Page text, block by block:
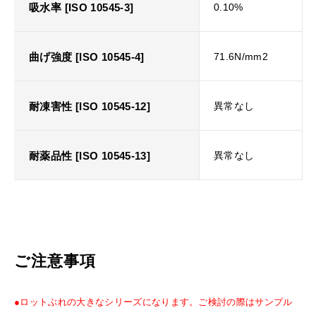
吸水率 [ISO 10545-3] 0.10%
曲げ強度 [ISO 10545-4] 71.6N/mm2
耐凍害性 [ISO 10545-12] 異常なし
耐薬品性 [ISO 10545-13] 異常なし
ご注意事項
●ロットぶれの大きなシリーズになります。ご検討の際はサンプル